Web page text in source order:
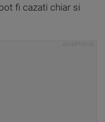
fi cazati chiar si